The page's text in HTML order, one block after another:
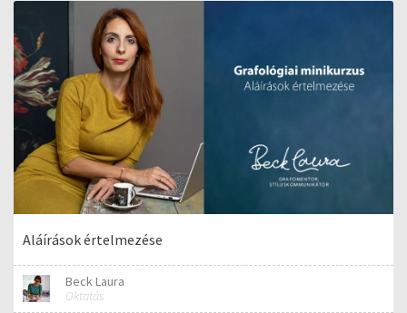
Aláírások értelmezése
Beck Laura
Oktatás